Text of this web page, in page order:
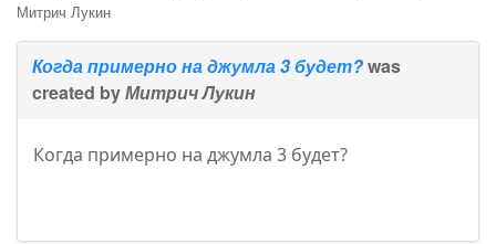
Митрич Лукин
Когда примерно на джумла 3 будет?was
created byМитрич Лукин
Когда примерно на джумла 3 будет?